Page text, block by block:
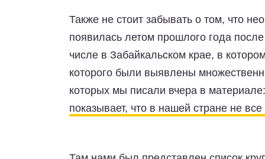
Также не стоит забывать о том, что
появилась летом прошлого года
числе в Забайкальском крае, в
которого были выявлены
которых мы писали вчера в
показывает, что в нашей стране не